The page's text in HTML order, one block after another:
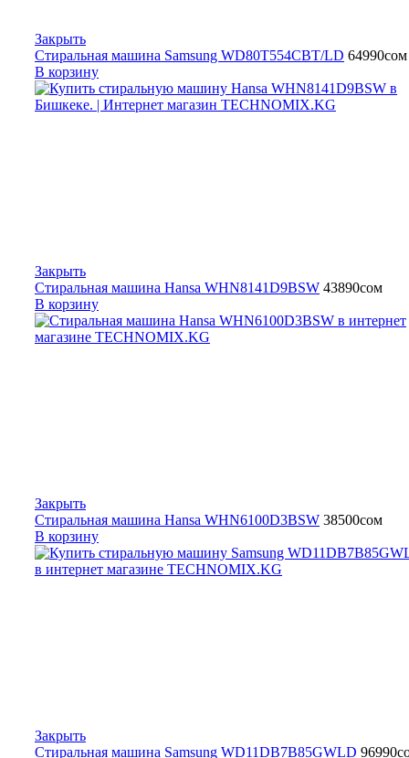
Закрыть
Стиральная машина Samsung WD80T554CBT/LD 64990сом
В корзину
Закрыть
Стиральная машина Hansa WHN8141D9BSW 43890сом
В корзину
Закрыть
Стиральная машина Hansa WHN6100D3BSW 38500сом
В корзину
Закрыть
Стиральная машина Samsung WD11DB7B85GWLD 96990